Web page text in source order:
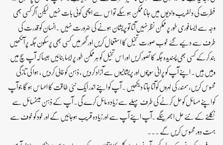
فطرت کی دلفریب وادیوں میں جانا ممکن ہو سکے تو اس سے اچھی کوئی بات نہیں لیکن اگر کسی بھی
وجہ سے ایسا فوری طور پر ممکن نظر نہیں آتا تو پریشان ہونے کی ضرورت نہیں ۔انسان کو قدرت کی
طرف سے دئیے گئے خوب صورت تخیل کا استعمال کریں اور گھر میں کسی بھی پرسکون جگہ پر آنکھیں
بند کرکے کسی بھی پسندیدہ جگہ کا تصور کریں اور اس تخیل کو ہرممکن طور پر ایسا بنائیں جیسا کہ آپ سچ میں
وہیں ہیں۔ اپنے آپ کو پرانی سوچوں اور پریشانیوں سے آزاد کردیں ، ذہن کو خالی کردیں ، ہوا کی تازگی
محسوس کریں،سمندر کی لہروں کو آتا جاتا دیکھیں ۔ آپ کو اپنے اندر ایک نئی طاقت کا احساس ہو گا جو آپ
کو اپنے مسائل کو حل کرنے کی طرف پہلے سے زیادہ مائل کرے گی۔ آپ کے ذہن میںمسائل سے
نکلنے کے نئے حل ابھریںگے ۔آپ اپنے آپ سے اور زیادہ قریب ہوجائیں گے اور خود کو خوف سے
بہت دور محسوس کریں گے ۔۔۔